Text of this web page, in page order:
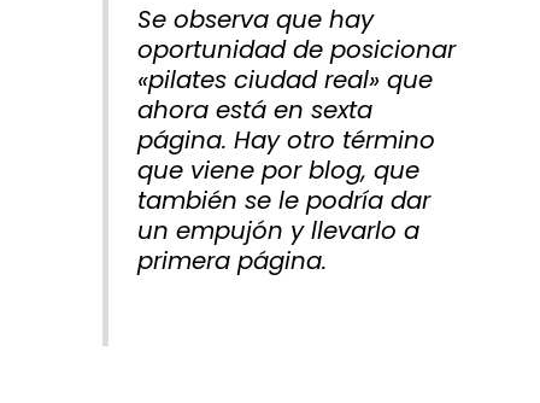
Se observa que hay
oportunidad de posicionar
«pilates ciudad real» que
ahora está en sexta
página. Hay otro término
que viene por blog, que
también se le podría dar
un empujón y llevarlo a
primera página.